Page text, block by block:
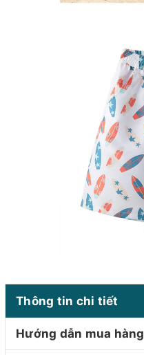
Thông tin chi tiết
Hướng dẫn mua hàng